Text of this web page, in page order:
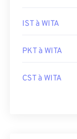
IST à WITA
PKT à WITA
CST à WITA